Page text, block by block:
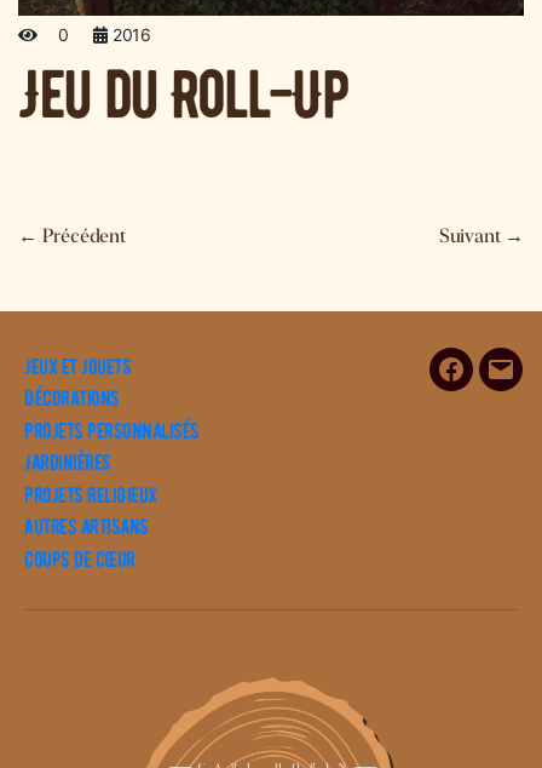
0 2016
Jeu du Roll-Up
← Précédent Suivant →
Jeux et Jouets
Décorations
Projets personnalisés
Jardinières
Projets religieux
Autres artisans
Coups de cœur
FacebookE-